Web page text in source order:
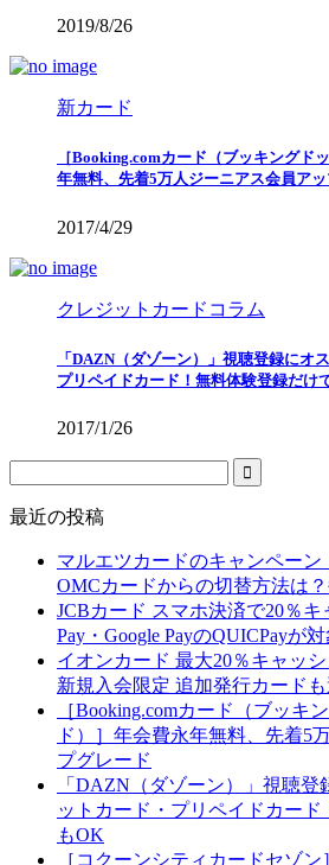
2019/8/26
新カード
［Booking.comカード（ブッキングド
年無料、先着5万人ジーニアス会員ア
2017/4/29
クレジットカードコラム
「DAZN（ダゾーン）」視聴登録にオ
プリペイドカード！無料体験登録だけ
2017/1/26
最近の投稿
マルエツカードのキャンペーン
OMCカードからの切替方法は？
JCBカード スマホ決済で20％
Pay・Google PayのQUICPayが対
イオンカード 最大20％キャッ
新規入会限定 追加発行カード
［Booking.comカード（ブッキ
ド）］年会費永年無料、先着5
プグレード
「DAZN（ダゾーン）」視聴
ットカード・プリペイドカー
もOK
［コクーンシティカードセゾ